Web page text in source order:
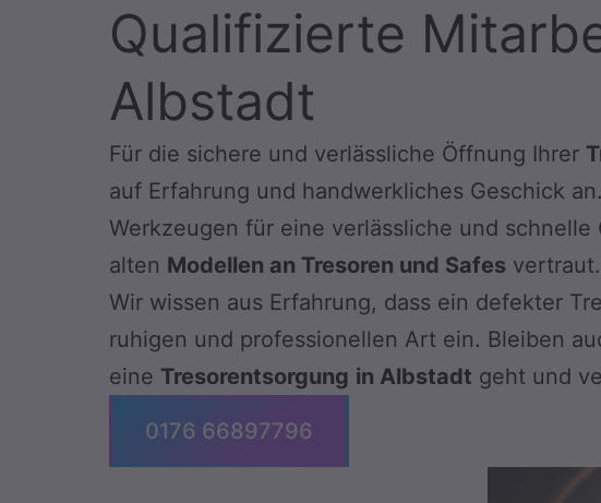
Qualifizierte
Albstadt
Für die sichere und verlässliche Öffnung Ihrer
auf Erfahrung und handwerkliches Geschick
Werkzeugen für eine verlässliche und
alten Modellen an Tresoren und Safes vertraut.
Wir wissen aus Erfahrung, dass ein defekter
ruhigen und professionellen Art ein. Bleiben
eine Tresorentsorgung in Albstadt geht und
0176 66897796